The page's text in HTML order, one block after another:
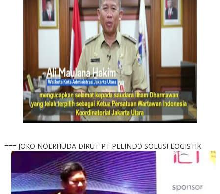
=== JOKO NOERHUDA DIRUT PT PELINDO SOLUSI LOGISTIK